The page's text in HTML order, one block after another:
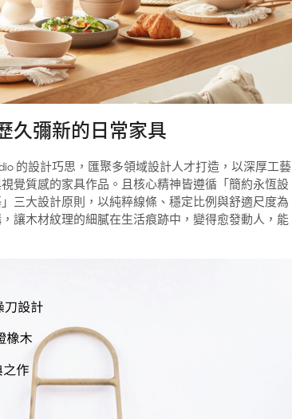
久彌新的日常家具
的設計巧思，匯聚多領域設計人才打造，以深厚工藝
覺質感的家具作品。且核心精神皆遵循「簡約永恆設
三大設計原則，以純粹線條、穩定比例與舒適尺度為
讓木材紋理的細膩在生活痕跡中，變得愈發動人，能